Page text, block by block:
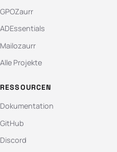
GPOZaurr
ADEssentials
Mailozaurr
Alle Projekte
RESSOURCEN
Dokumentation
GitHub
Discord